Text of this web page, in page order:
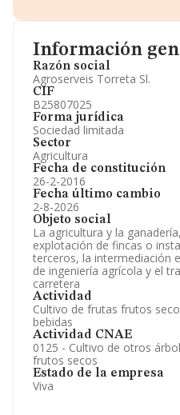
Información
Razón social
Agroserveis Torreta Sl.
CIF
B25807025
Forma jurídica
Sociedad limitada
Sector
Agricultura
Fecha de constitución
26-2-2016
Fecha último cambio
2-8-2026
Objeto social
La agricultura y la
explotación de fincas o
terceros, la intermediación
de ingeniería agrícola y el
carretera
Actividad
Cultivo de frutas frutos
bebidas
Actividad CNAE
0125 - Cultivo de otros
frutos secos
Estado de la empresa
Viva
Información oficial y